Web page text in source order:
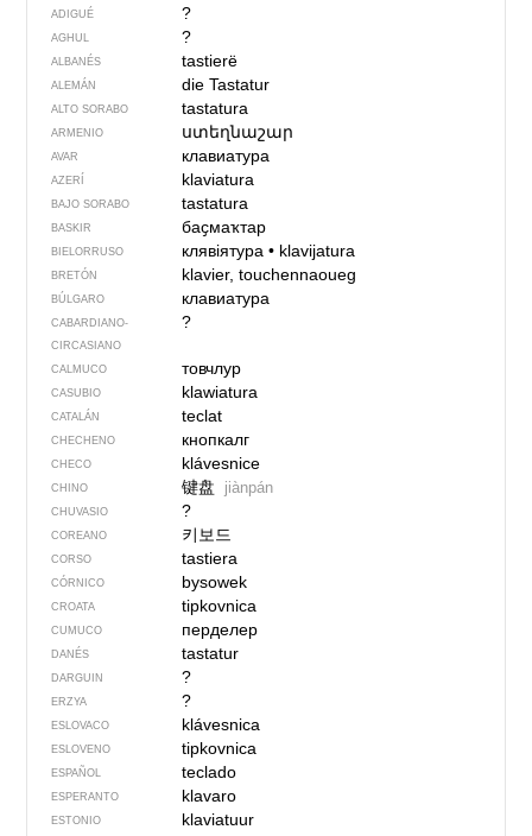
ADIGUÉ ?
AGHUL ?
ALBANÉS tastierë
ALEMÁN die Tastatur
ALTO SORABO tastatura
ARMENIO ստեղնաշար
AVAR клавиатура
AZERÍ klaviatura
BAJO SORABO tastatura
BASKIR баҫмаҡтар
BIELORRUSO клявіятура• klavijatura
BRETÓN klavier, touchennaoueg
BÚLGARO клавиатура
CABARDIANO-
CIRCASIANO
?
CALMUCO товчлур
CASUBIO klawiatura
CATALÁN teclat
CHECHENO кнопкалг
CHECO klávesnice
CHINO 键盘 jiànpán
CHUVASIO ?
COREANO 키보드
CORSO tastiera
CÓRNICO bysowek
CROATA tipkovnica
CUMUCO перделер
DANÉS tastatur
DARGUIN ?
ERZYA ?
ESLOVACO klávesnica
ESLOVENO tipkovnica
ESPAÑOL teclado
ESPERANTO klavaro
ESTONIO
klaviatuur